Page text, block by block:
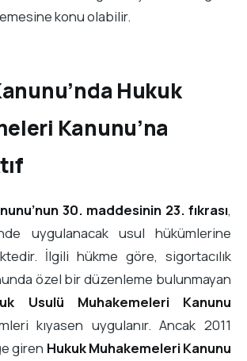
konu olabilir.
Hukuk
Kanunu’na
30. maddesinin 23. fıkrası,
uygulanacak usul hükümlerine
İlgili hükme göre, sigortacılık
özel bir düzenleme bulunmayan
Usulü Muhakemeleri Kanunu
kıyasen uygulanır. Ancak 2011
giren Hukuk Muhakemeleri Kanunu